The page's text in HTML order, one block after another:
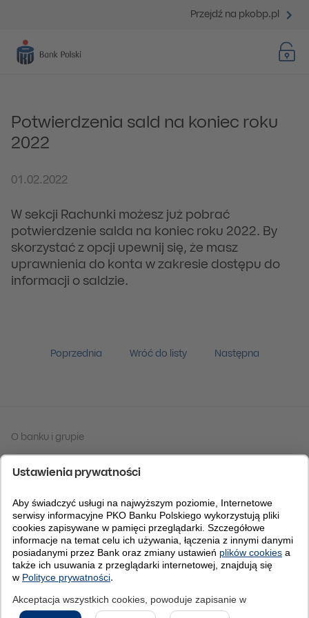
Przejdź na pkobp.pl
Potwierdzenia sald na koniec roku
2022
01.02.2022
W sekcji Rachunki możesz już pobrać
potwierdzenie salda na koniec roku 2022. By
skorzystać z opcji upewnij się, że masz
uprawnienia do konta w zakresie dostępu do
informacji o saldzie.
Poprzednia Wróć do listy Następna
O banku i grupie
Tabela kursów walut
© 2026 PKO Bank Polski
IBAN Kod BIC (Swift):BPKODEFF